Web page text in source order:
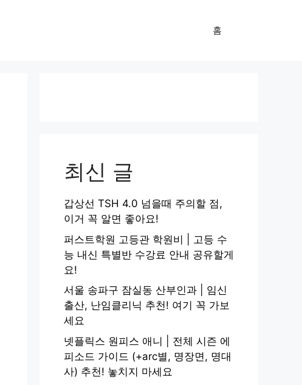
홈
최신 글
갑상선 TSH 4.0 넘을때 주의할 점,
이거 꼭 알면 좋아요!
퍼스트학원 고등관 학원비 | 고등 수
능 내신 특별반 수강료 안내 공유할게
요!
서울 송파구 잠실동 산부인과 | 임신
출산, 난임클리닉 추천! 여기 꼭 가보
세요
넷플릭스 원피스 애니 | 전체 시즌 에
피소드 가이드 (+arc별, 명장면, 명대
사) 추천! 놓치지 마세요